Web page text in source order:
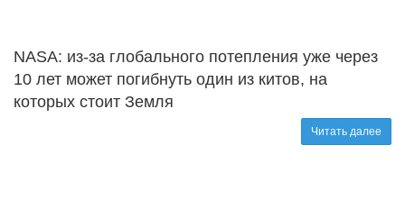
NASA: из-за глобального потепления уже через
10 лет может погибнуть один из китов, на
которых стоит Земля
Читать далее